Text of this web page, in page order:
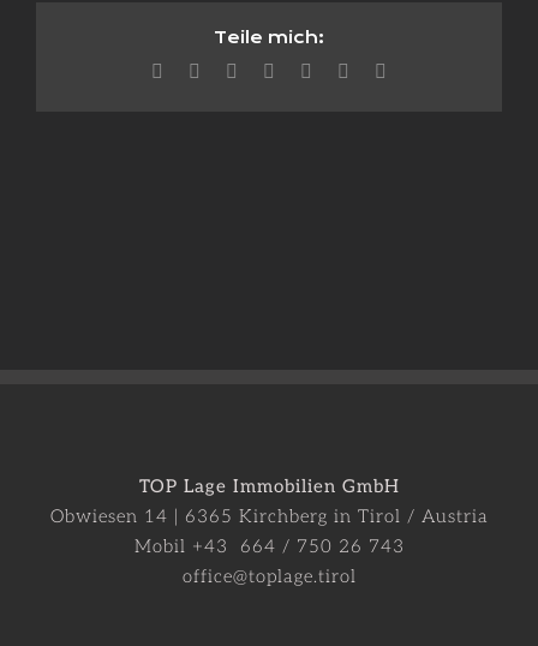
Teile mich:
Facebook RedditLinkedInWhatsApp
Pinterest
TOP Lage Immobilien GmbH
Obwiesen 14 | 6365 Kirchberg in Tirol / Austria
Mobil +43 664 / 750 26 743
office@toplage.tirol